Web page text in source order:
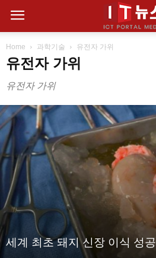
Home 과학기술 유전자 가위
유전자 가위
유전자 가위
세계 최초 돼지 신장 이식 성공